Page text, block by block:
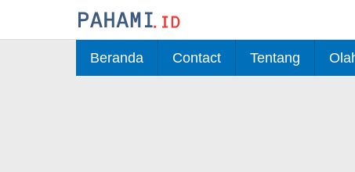
Beranda Contact Tentang